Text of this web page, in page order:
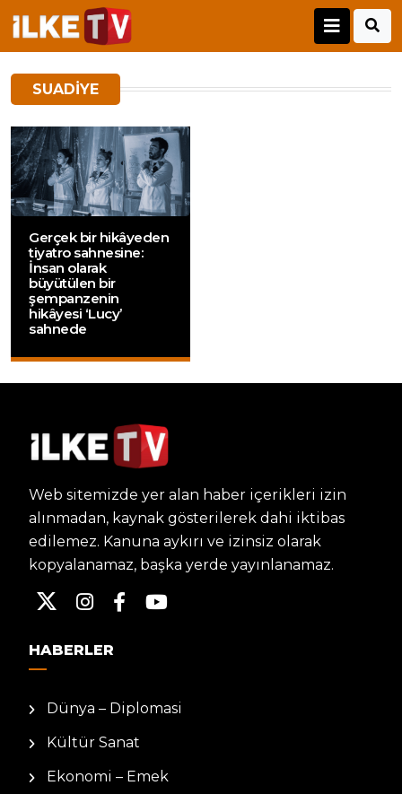
SUADIYE
Gerçek bir hikâyeden
tiyatro sahnesine:
İnsan olarak
büyütülen bir
şempanzenin
hikâyesi ‘Lucy’
sahnede
Web sitemizde yer alan haber içerikleri izin
alınmadan, kaynak gösterilerek dahi iktibas
edilemez. Kanuna aykırı ve izinsiz olarak
kopyalanamaz, başka yerde yayınlanamaz.
HABERLER
Dünya – Diplomasi
Kültür Sanat
Ekonomi – Emek